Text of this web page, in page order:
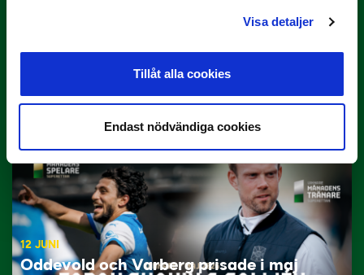
Visa detaljer
Tillåt alla cookies
Endast nödvändiga cookies
Lagerlöf tar över i Sandvikens IF
12 JUNI
Oddevold och Varberg prisade i maj